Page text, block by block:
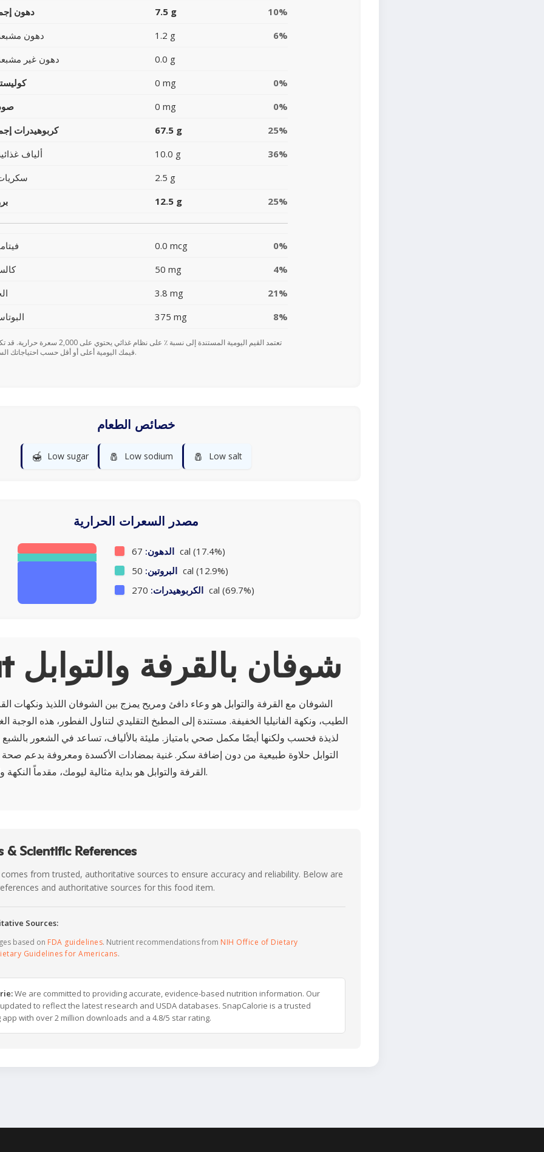
دهون 7.5 g
10%
دهون
1.2 g
6%
دهون غير
0.0 g
0 mg
0%
0 mg
0%
كربوهيدرات
67.5 g
25%
ألياف
10.0 g
36%
2.5 g
12.5 g 25%
0.0 mcg
0%
50 mg
4%
3.8 mg
21%
375 mg 8%
قيمك اليومية أعلى أو أقل حسب احتياجاتك السعرية.
خصائص الطعام
🍯 Low sugar 🧂 Low sodium 🧂 Low salt
مصدر السعرات الحرارية
الدهون: 67 cal (17.4%)
البروتين: 50 cal (12.9%)
الكربوهيدرات: 270 cal (69.7%)
About شوفان بالقرفة والتوابل
الشوفان مع القرفة والتوابل هو وعاء دافئ ومريح يمزج بين الشوفان اللذيذ ونكهات
الطيب، ونكهة الفانيليا الخفيفة. مستندة إلى المطبخ التقليدي لتناول الفطور، هذه الوجبة
لذيذة فحسب ولكنها أيضًا مكمل صحي بامتياز. مليئة بالألياف، تساعد في الشعور بالشبع
التوابل حلاوة طبيعية من دون إضافة سكر. غنية بمضادات الأكسدة ومعروفة بدعم
القرفة والتوابل هو بداية مثالية ليومك، مقدماً النكهة والصحة في كل لقمة.
& Scientific References
from trusted, authoritative sources to ensure accuracy and reliability. Below are
and authoritative sources for this food item.
Sources:
based on FDA guidelines. Nutrient recommendations from NIH Office of Dietary
Guidelines for Americans.
We are committed to providing accurate, evidence-based nutrition information. Our
to reflect the latest research and USDA databases. SnapCalorie is a trusted
with over 2 million downloads and a 4.8/5 star rating.